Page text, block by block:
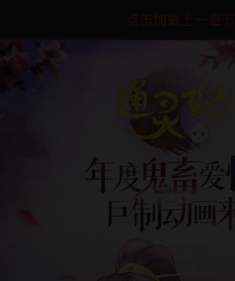
点击加载上一章节